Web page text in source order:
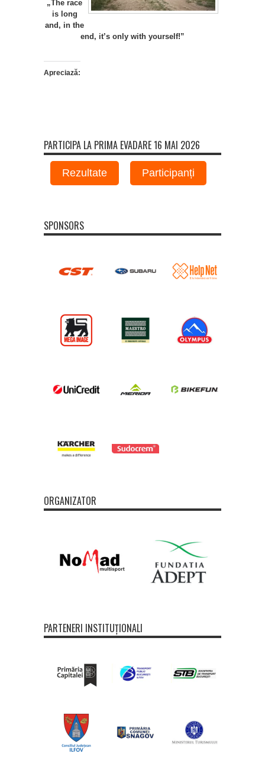
„The race
is long
and, in the
end, it’s only with yourself!”
Apreciază:
PARTICIPA LA PRIMA EVADARE 16 MAI 2026
Rezultate Participanți
SPONSORS
ORGANIZATOR
PARTENERI INSTITUȚIONALI